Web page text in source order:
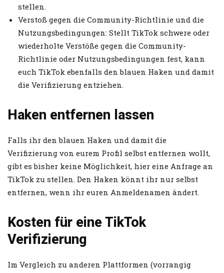
stellen.
Verstoß gegen die Community-Richtlinie und die
Nutzungsbedingungen: Stellt TikTok schwere oder
wiederholte Verstöße gegen die Community-
Richtlinie oder Nutzungsbedingungen fest, kann
euch TikTok ebenfalls den blauen Haken und damit
die Verifizierung entziehen.
Haken entfernen lassen
Falls ihr den blauen Haken und damit die
Verifizierung von eurem Profil selbst entfernen wollt,
gibt es bisher keine Möglichkeit, hier eine Anfrage an
TikTok zu stellen. Den Haken könnt ihr nur selbst
entfernen, wenn ihr euren Anmeldenamen ändert.
Kosten für eine TikTok
Verifizierung
Im Vergleich zu anderen Plattformen (vorrangig